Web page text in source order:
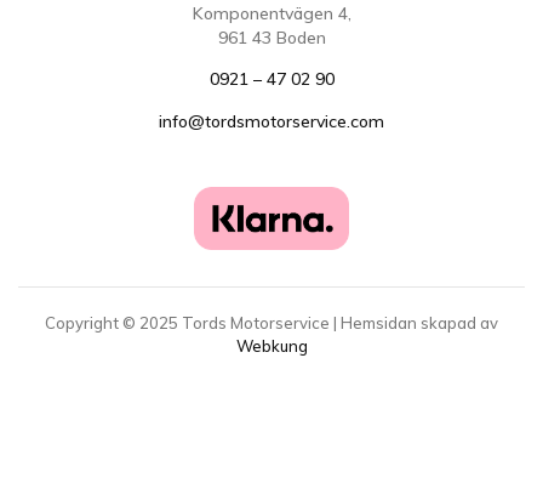
Komponentvägen 4,
961 43 Boden
0921 – 47 02 90
info@tordsmotorservice.com
Copyright © 2025 Tords Motorservice | Hemsidan skapad av
Webkung